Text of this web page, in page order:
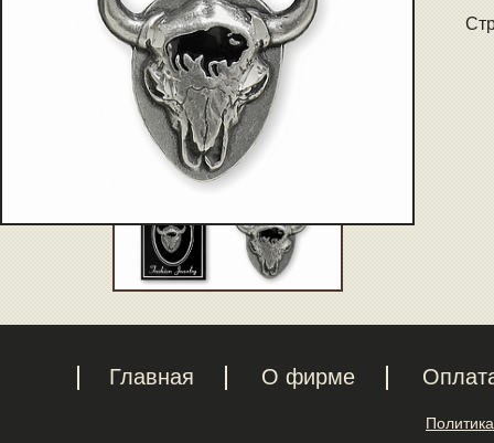
Главная О фирме